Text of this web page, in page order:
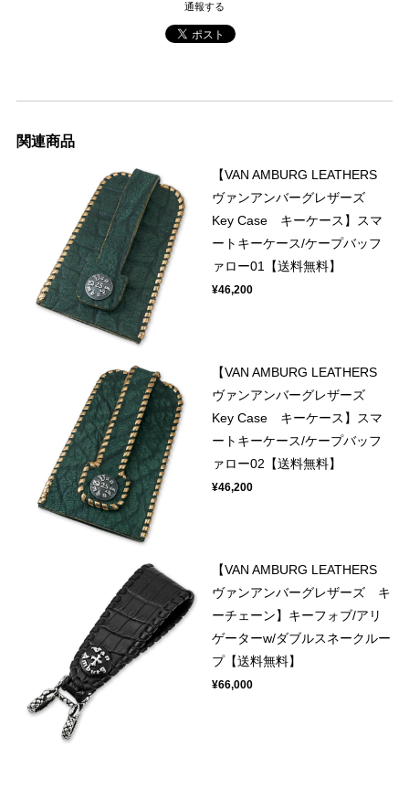
通報する
関連商品
【VAN AMBURG LEATHERS
ヴァンアンバーグレザーズ
Key Case キーケース】スマ
ートキーケース/ケープバッフ
ァロー01【送料無料】
¥46,200
【VAN AMBURG LEATHERS
ヴァンアンバーグレザーズ
Key Case キーケース】スマ
ートキーケース/ケープバッフ
ァロー02【送料無料】
¥46,200
【VAN AMBURG LEATHERS
ヴァンアンバーグレザーズ キ
ーチェーン】キーフォブ/アリ
ゲーターw/ダブルスネークルー
プ【送料無料】
¥66,000